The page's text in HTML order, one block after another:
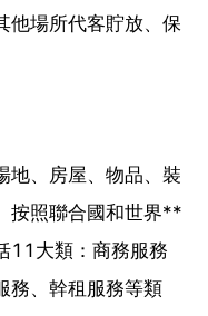
他場所代客貯放、保
地、房屋、物品、裝
按照聯合國和世界**
11大類：商務服務
務、幹租服務等類